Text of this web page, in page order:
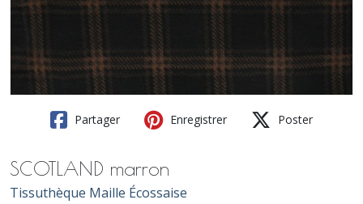
Partager Enregistrer Poster
SCOTLAND marron
Tissuthèque Maille Écossaise